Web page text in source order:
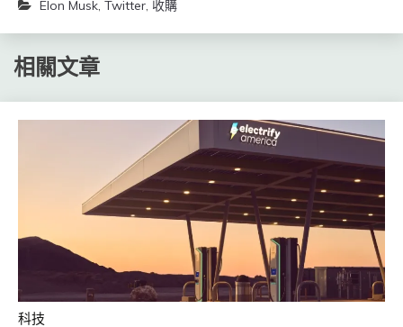
Elon Musk, Twitter, 收購
相關文章
科技